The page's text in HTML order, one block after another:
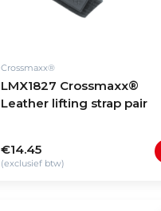
Crossmaxx®
LMX1827 Crossmaxx®
Leather lifting strap pair
€14.45
(exclusief btw)